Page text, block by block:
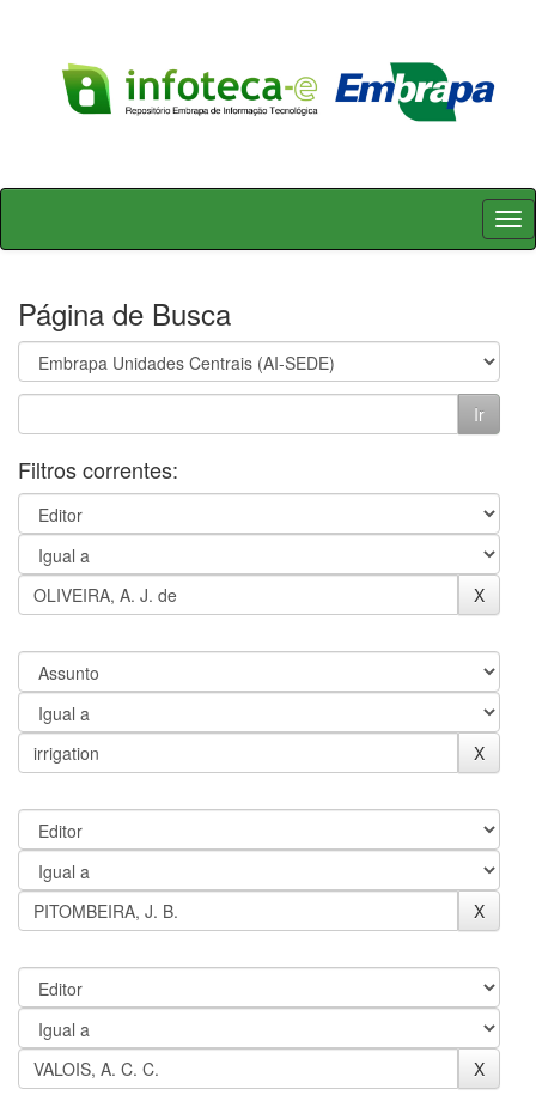
Skip
Página de Busca
Filtros correntes: